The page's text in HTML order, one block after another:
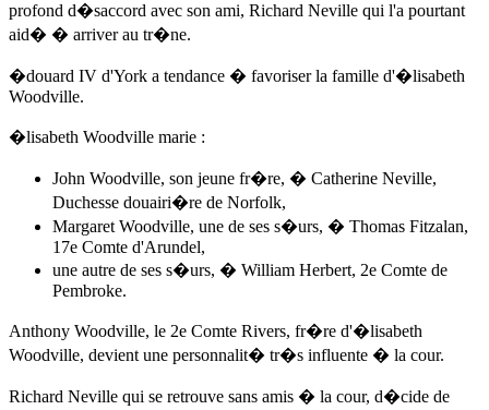
profond d�saccord avec son ami, Richard Neville qui l'a pourtant
aid� � arriver au tr�ne.
�douard IV d'York a tendance � favoriser la famille d'�lisabeth
Woodville.
�lisabeth Woodville marie :
John Woodville, son jeune fr�re, � Catherine Neville,
Duchesse douairi�re de Norfolk,
Margaret Woodville, une de ses s�urs, � Thomas Fitzalan,
17e Comte d'Arundel,
une autre de ses s�urs, � William Herbert, 2e Comte de
Pembroke.
Anthony Woodville, le 2e Comte Rivers, fr�re d'�lisabeth
Woodville, devient une personnalit� tr�s influente � la cour.
Richard Neville qui se retrouve sans amis � la cour, d�cide de